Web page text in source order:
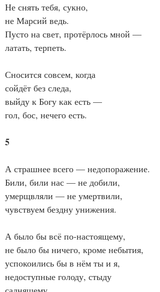
Не снять тебя, сукно,
не Марсий ведь.
Пусто на свет, протёрлось мной —
латать, терпеть.
Сносится совсем, когда
сойдёт без следа,
выйду к Богу как есть —
гол, бос, нечего есть.
5
А страшнее всего — недопоражение.
Били, били нас — не добили,
умерщвляли — не умертвили,
чувствуем бездну унижения.
А было бы всё по-настоящему,
не было бы ничего, кроме небытия,
успокоились бы в нём ты и я,
недоступные голоду, стыду